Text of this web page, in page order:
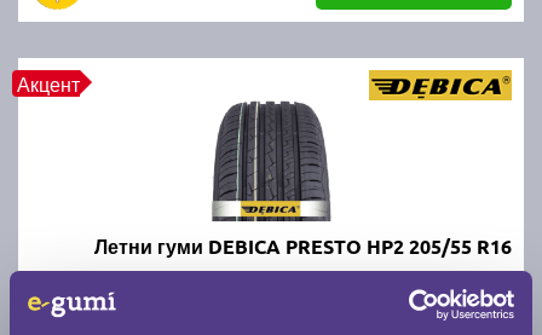
Акцент
Летни гуми DEBICA PRESTO HP2 205/55 R16
70